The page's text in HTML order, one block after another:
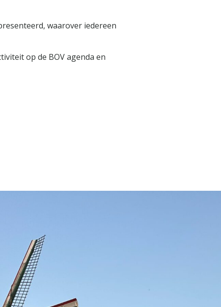
waarover iedereen
op de BOV agenda en